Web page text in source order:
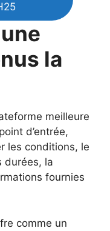
la
meilleure
d’entrée,
les conditions, le
durées, la
fournies
comme un